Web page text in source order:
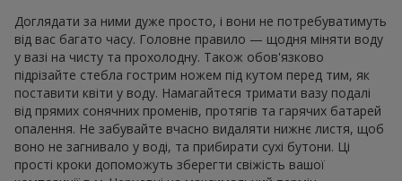
Доглядати за ними дуже просто, і вони не потребуватимуть
від вас багато часу. Головне правило — щодня міняти воду
у вазі на чисту та прохолодну. Також обов'язково
підрізайте стебла гострим ножем під кутом перед тим, як
поставити квіти у воду. Намагайтеся тримати вазу подалі
від прямих сонячних променів, протягів та гарячих батарей
опалення. Не забувайте вчасно видаляти нижнє листя, щоб
воно не загнивало у воді, та прибирати сухі бутони. Ці
прості кроки допоможуть зберегти свіжість вашої